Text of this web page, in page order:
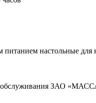
питанием настольные
обслуживания ЗАО